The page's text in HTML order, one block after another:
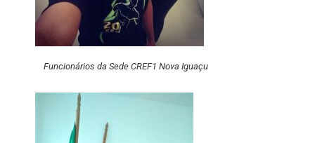
Funcionários da Sede CREF1 Nova Iguaçu